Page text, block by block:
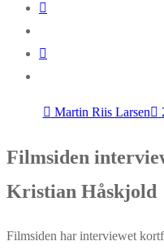
Martin Riis Larsen
Filmsiden
Kristian Håskjold
Filmsiden har interviewet